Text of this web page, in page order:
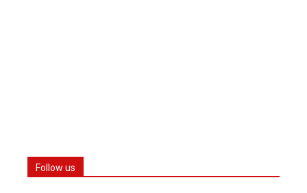
Follow us